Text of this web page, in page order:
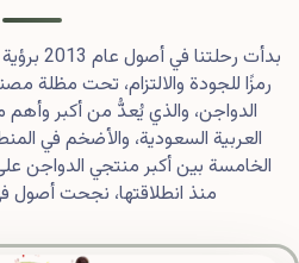
بدأت
رمزًا للجودة والالتزام، تحت مظلة
الدواجن، والذي يُعدُّ من أكبر
العربية السعودية، والأضخم في
الخامسة بين أكبر منتجي
منذ انطلاقتها، نجحت أصول